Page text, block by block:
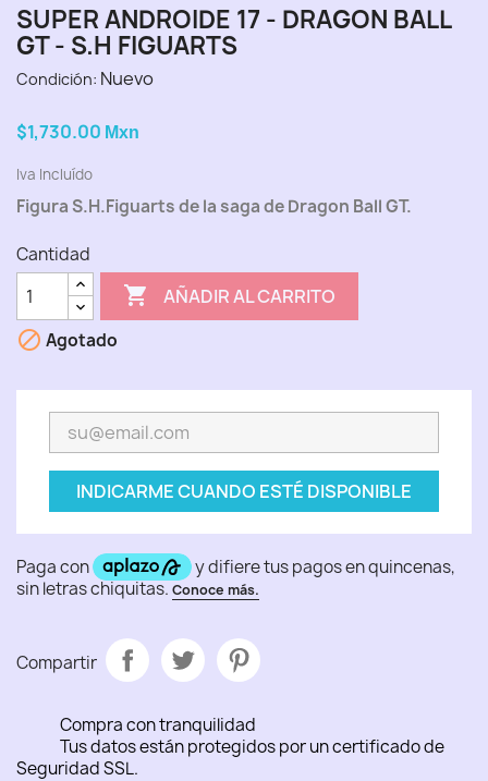
SUPER ANDROIDE 17 - DRAGON BALL
GT - S.H FIGUARTS
Condición: Nuevo
$1,730.00 Mxn
Iva Incluído
Figura S.H.Figuarts de la saga de Dragon Ball GT.
Cantidad
 AÑADIR AL CARRITO
 Agotado
INDICARME CUANDO ESTÉ DISPONIBLE
Compartir
Compra con tranquilidad
Tus datos están protegidos por un certificado de
Seguridad SSL.